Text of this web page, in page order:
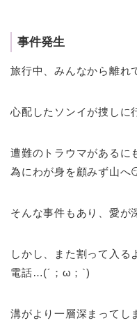
事件発生
旅行中、みんなから離れ
心配したソンイが捜しに
遭難のトラウマがあるに
為にわが身を顧みず山へ
そんな事件もあり、愛が
しかし、また割って入る
電話…(´；ω；`)
溝がより一層深まって